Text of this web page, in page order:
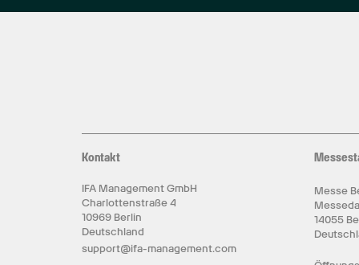
Kontakt
IFA Management GmbH
Charlottenstraße 4
10969 Berlin
Deutschland
support@ifa-management.com
Messe
14055